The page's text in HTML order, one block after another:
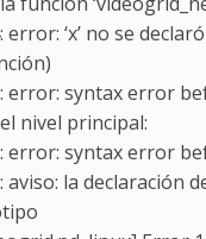
error: ‘x’ no se
error: syntax error
nivel principal:
error: syntax error
aviso: la declaración